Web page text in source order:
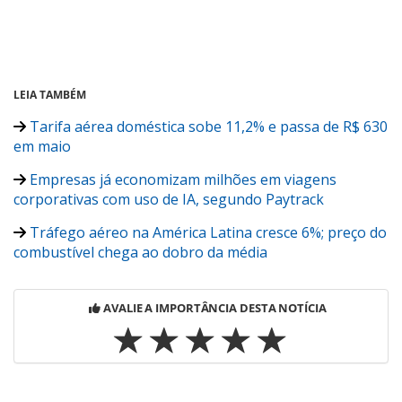
LEIA TAMBÉM
Tarifa aérea doméstica sobe 11,2% e passa de R$ 630
em maio
Empresas já economizam milhões em viagens
corporativas com uso de IA, segundo Paytrack
Tráfego aéreo na América Latina cresce 6%; preço do
combustível chega ao dobro da média
AVALIE A IMPORTÂNCIA DESTA NOTÍCIA